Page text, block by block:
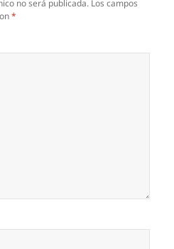
no será publicada. Los campos
*